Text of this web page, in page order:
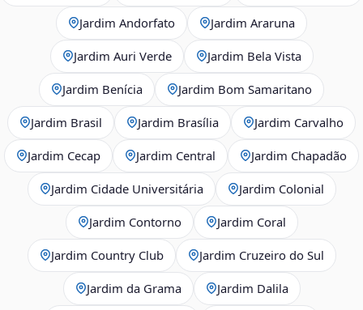
Jardim Andorfato Jardim Araruna
Jardim Auri Verde Jardim Bela Vista
Jardim Benícia Jardim Bom Samaritano
Jardim Brasil Jardim Brasília Jardim Carvalho
Jardim Cecap Jardim Central Jardim Chapadão
Jardim Cidade Universitária Jardim Colonial
Jardim Contorno Jardim Coral
Jardim Country Club Jardim Cruzeiro do Sul
Jardim da Grama Jardim Dalila